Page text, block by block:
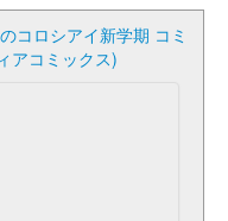
コロシアイ新学期 コミ
アコミックス)